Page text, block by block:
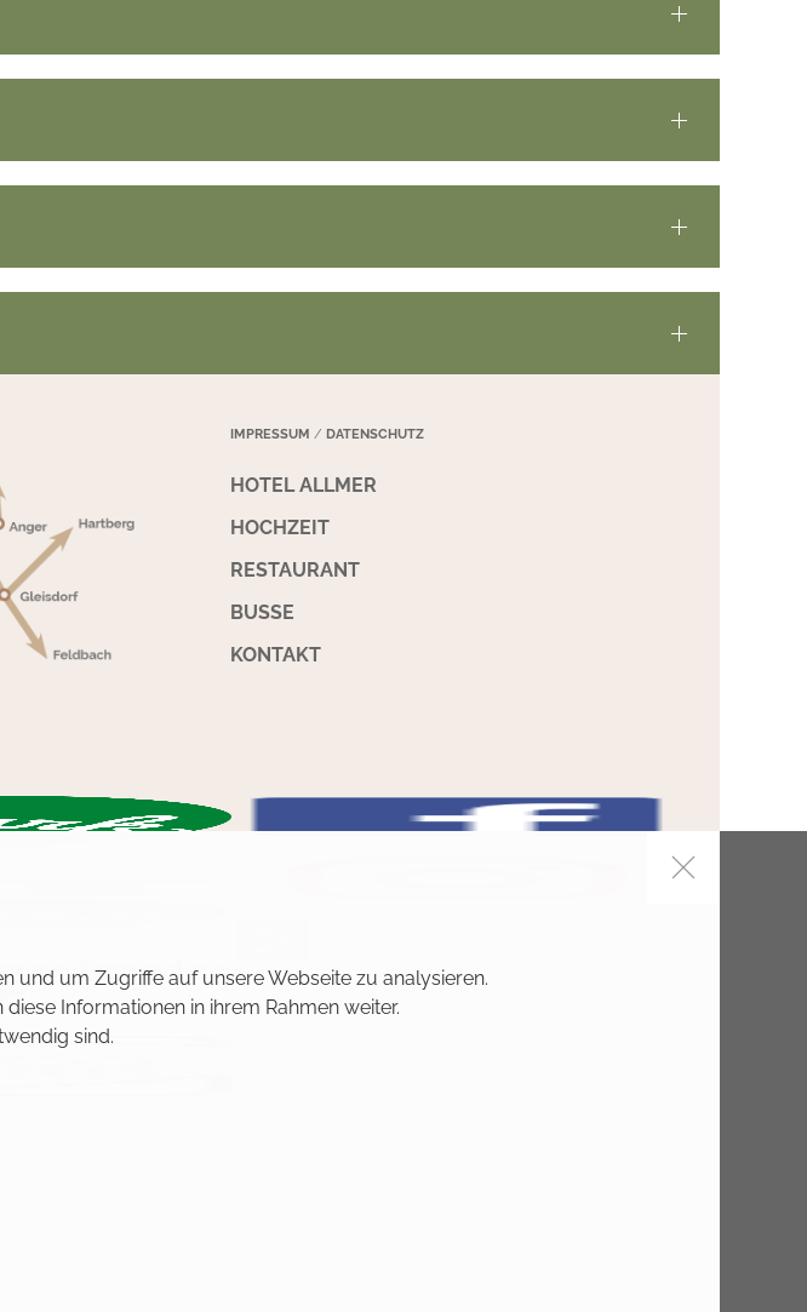
IMPRESSUM /DATENSCHUTZ
HOTEL ALLMER
HOCHZEIT
RESTAURANT
BUSSE
KONTAKT
und um Zugriffe auf unsere Webseite zu analysieren.
Informationen in ihrem Rahmen weiter.
sind.